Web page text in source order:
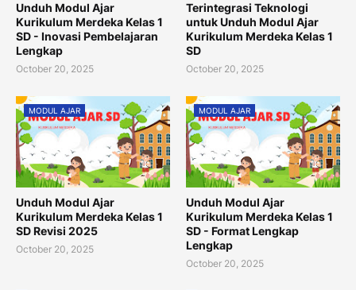
Unduh Modul Ajar
Kurikulum Merdeka Kelas 1
SD - Inovasi Pembelajaran
Lengkap
October 20, 2025
Terintegrasi Teknologi
untuk Unduh Modul Ajar
Kurikulum Merdeka Kelas 1
SD
October 20, 2025
MODUL AJAR
Unduh Modul Ajar
Kurikulum Merdeka Kelas 1
SD Revisi 2025
October 20, 2025
MODUL AJAR
Unduh Modul Ajar
Kurikulum Merdeka Kelas 1
SD - Format Lengkap
Lengkap
October 20, 2025